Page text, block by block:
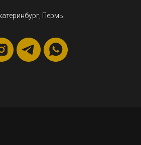
Пермь